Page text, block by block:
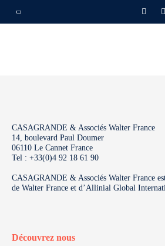
CASAGRANDE & Associés Walter France
14, boulevard Paul Doumer
06110 Le Cannet France
Tel : +33(0)4 92 18 61 90
CASAGRANDE & Associés Walter France
de Walter France et d’Allinial Global
Découvrez nous